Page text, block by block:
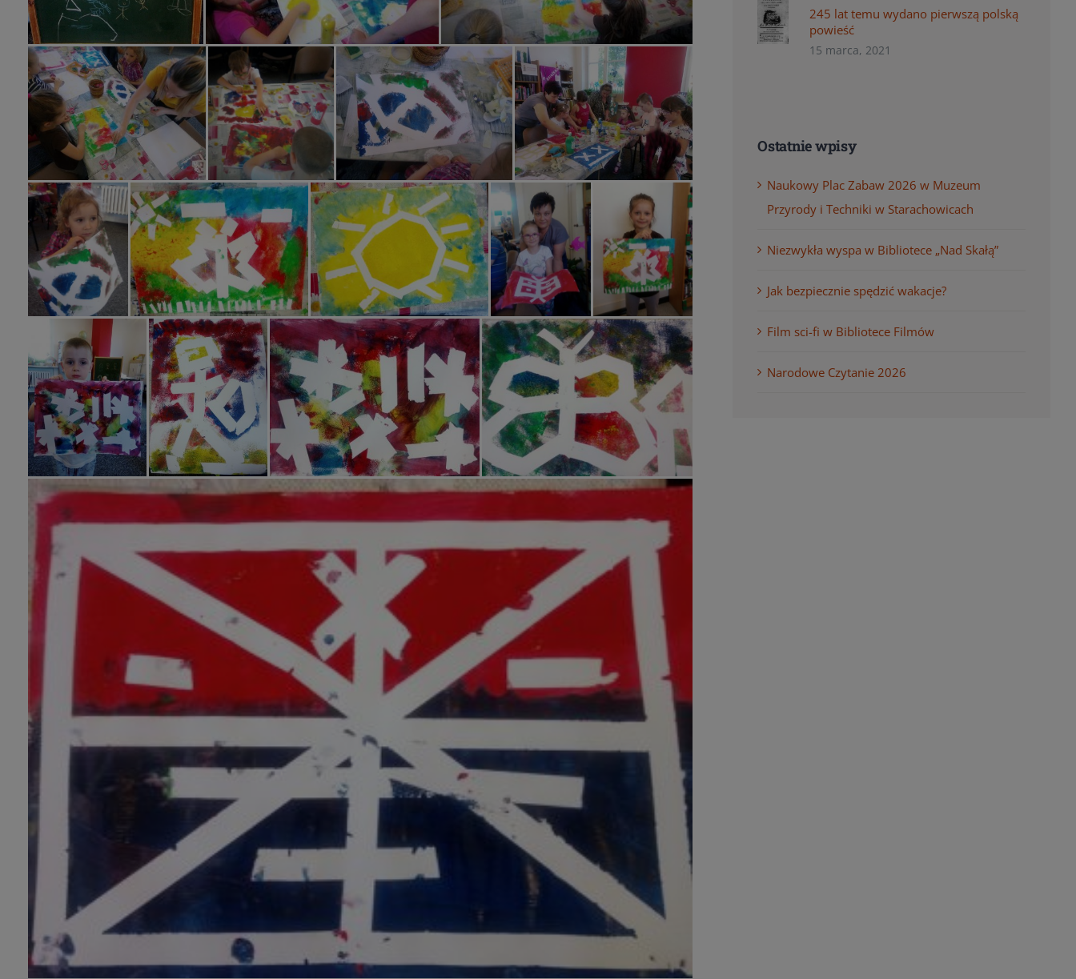
245 lat temu wydano pierwszą polską
powieść
15 marca, 2021
Ostatnie wpisy
Naukowy Plac Zabaw 2026 w Muzeum
Przyrody i Techniki w Starachowicach
Niezwykła wyspa w Bibliotece „Nad Skałą”
Jak bezpiecznie spędzić wakacje?
Film sci-fi w Bibliotece Filmów
Narodowe Czytanie 2026